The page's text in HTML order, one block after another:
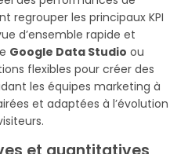
regrouper les principaux KPI
d’ensemble rapide et
Google Data Studio ou
flexibles pour créer des
les équipes marketing à
et adaptées à l’évolution